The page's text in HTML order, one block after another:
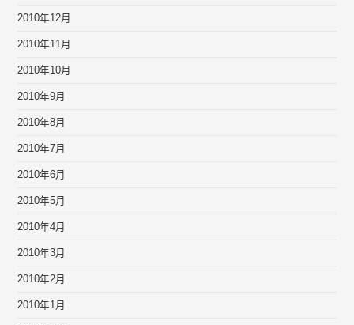
2010年12月
2010年11月
2010年10月
2010年9月
2010年8月
2010年7月
2010年6月
2010年5月
2010年4月
2010年3月
2010年2月
2010年1月